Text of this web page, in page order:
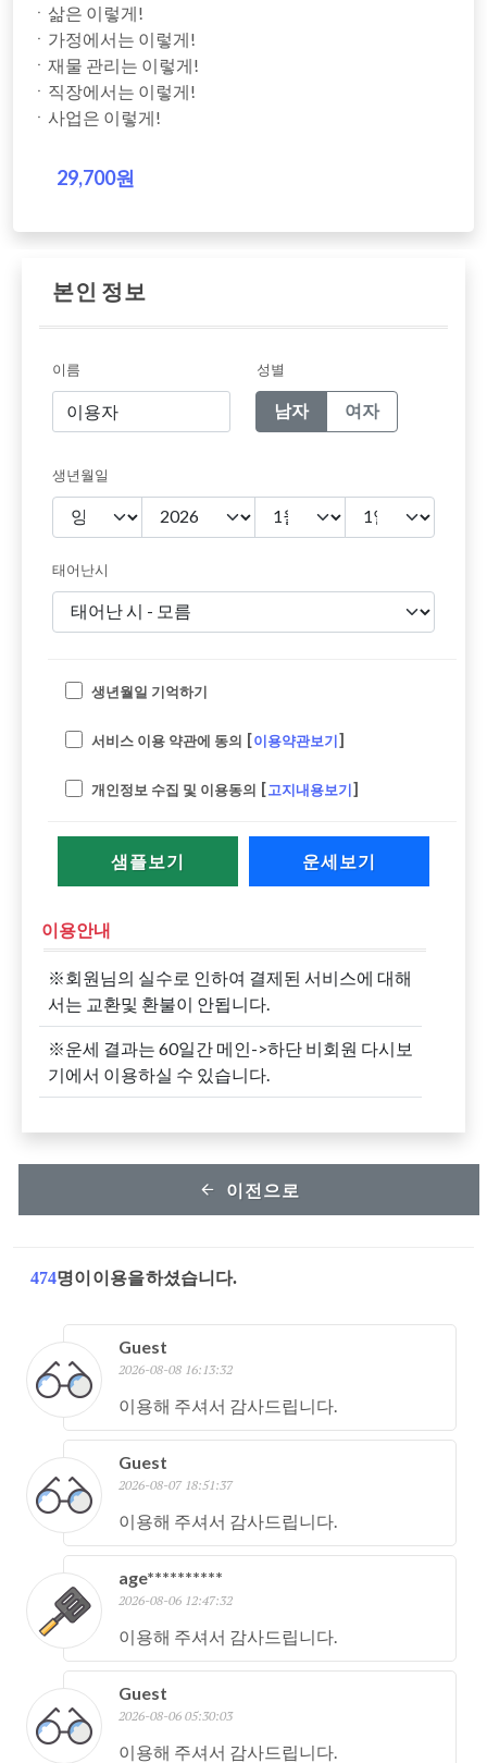
ㆍ삶은 이렇게!
ㆍ가정에서는 이렇게!
ㆍ재물 관리는 이렇게!
ㆍ직장에서는 이렇게!
ㆍ사업은 이렇게!
29,700원
본인 정보
이름 성별
남자 여자
생년월일
태어난시
생년월일 기억하기
서비스 이용 약관에 동의 [이용약관보기]
개인정보 수집 및 이용동의 [고지내용보기]
샘플보기 운세보기
이용안내
※회원님의 실수로 인하여 결제된 서비스에 대해
서는 교환및 환불이 안됩니다.
※운세 결과는 60일간 메인->하단 비회원 다시보
기에서 이용하실 수 있습니다.
이전으로
474명이 이용을 하셨습니다.
Guest
2026-08-08 16:13:32
이용해 주셔서 감사드립니다.
Guest
2026-08-07 18:51:37
이용해 주셔서 감사드립니다.
age**********
2026-08-06 12:47:32
이용해 주셔서 감사드립니다.
Guest
2026-08-06 05:30:03
이용해 주셔서 감사드립니다.